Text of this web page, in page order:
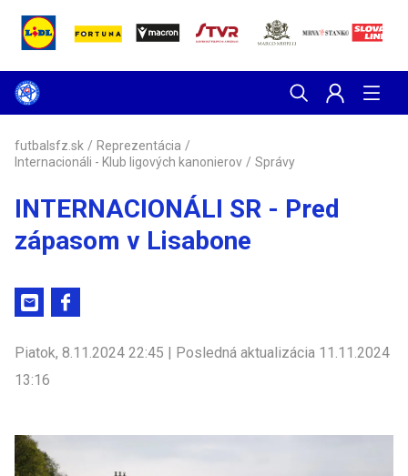
futbalsfz.sk / Reprezentácia /
Internacionáli - Klub ligových kanonierov / Správy
INTERNACIONÁLI SR - Pred
zápasom v Lisabone
Piatok, 8.11.2024 22:45 | Posledná aktualizácia 11.11.2024
13:16